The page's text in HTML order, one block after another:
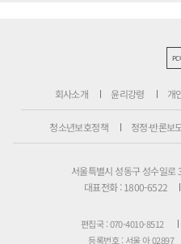
PC
회사소개 윤리강령 개
청소년보호정책 정정·반론보
서울특별시 성동구 성수일
대표전화 : 1800-6522
편집국 : 070-4010-8512
등록번호 : 서울 아 02897